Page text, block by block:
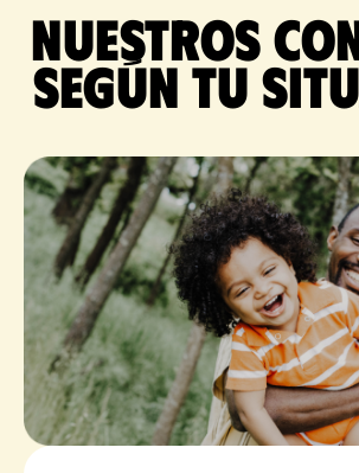
Nuestros
según tu